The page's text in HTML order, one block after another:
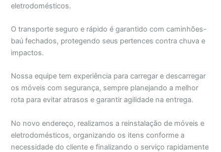
eletrodomésticos.
O transporte seguro e rápido é garantido com caminhões-
baú fechados, protegendo seus pertences contra chuva e
impactos.
Nossa equipe tem experiência para carregar e descarregar
os móveis com segurança, sempre planejando a melhor
rota para evitar atrasos e garantir agilidade na entrega.
No novo endereço, realizamos a reinstalação de móveis e
eletrodomésticos, organizando os itens conforme a
necessidade do cliente e finalizando o serviço rapidamente